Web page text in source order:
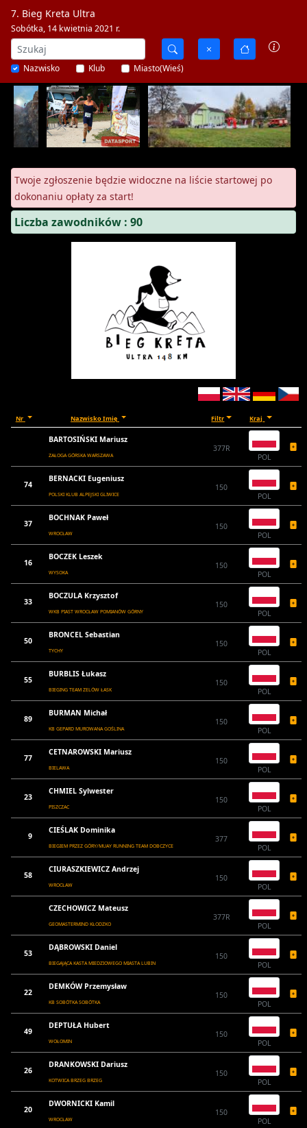
7. Bieg Kreta Ultra
Sobótka, 14 kwietnia 2021 r.
Nazwisko Klub Miasto(Wieś)
Twoje zgłoszenie będzie widoczne na liście startowej po
dokonaniu opłaty za start!
Liczba zawodników : 90
Nr Nazwisko Imię Filtr Kraj
BARTOSIŃSKI Mariusz
ZAŁOGA GÓRSKA WARSZAWA
377R
POL
74
BERNACKI Eugeniusz
POLSKI KLUB ALPEJSKI GLIWICE
150
POL
37
BOCHNAK Paweł
WROCŁAW
150
POL
16
BOCZEK Leszek
WYSOKA
150
POL
33
BOCZULA Krzysztof
WKB PIAST WROCŁAW POMIANÓW GÓRNY
150
POL
50
BRONCEL Sebastian
TYCHY
150
POL
55
BURBLIS Łukasz
BIEGING TEAM ZELÓW ŁASK
150
POL
89
BURMAN Michał
KB GEPARD MUROWANA GOŚLINA
150
POL
77
CETNAROWSKI Mariusz
BIELAWA
150
POL
23
CHMIEL Sylwester
PISZCZAC
150
POL
9
CIEŚLAK Dominika
BIEGIEM PRZEZ GÓRY/MUAY RUNNING TEAM DOBCZYCE
377
POL
58
CIURASZKIEWICZ Andrzej
WROCŁAW
150
POL
CZECHOWICZ Mateusz
GEOMASTERMIND KŁODZKO
377R
POL
53
DĄBROWSKI Daniel
BIEGAJĄCA KASTA MIEDZIOWEGO MIASTA LUBIN
150
POL
22
DEMKÓW Przemysław
KB SOBÓTKA SOBÓTKA
150
POL
49
DEPTUŁA Hubert
WOŁOMIN
150
POL
26
DRANKOWSKI Dariusz
KOTWICA BRZEG BRZEG
150
POL
20
DWORNICKI Kamil
WROCŁAW
150
POL